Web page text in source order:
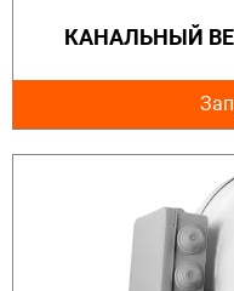
КАНАЛЬНЫЙ